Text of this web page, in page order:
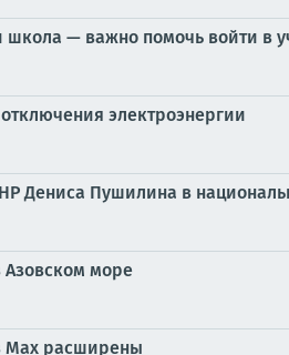
школа — важно помочь войти в
электроэнергии
Дениса Пушилина в
Азовском море
Мах расширены